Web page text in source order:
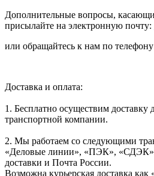
Дополнительные вопросы,
присылайте на электронную почту:
или обращайтесь к нам по
Доставка и оплата:
1. Бесплатно осуществим доставку
транспортной компании.
2. Мы работаем со следующими
«Деловые линии», «ПЭК»,
доставки и Почта России.
Возможна курьерская доставка как